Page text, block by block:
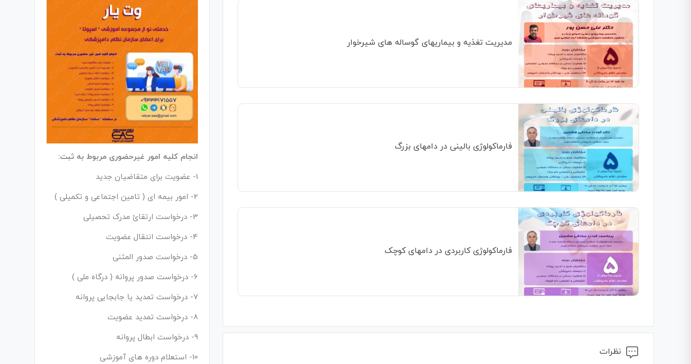
مدیریت تغذیه و بیماریهای گوساله های شیرخوار
فارماکولوژی بالینی در دامهای بزرگ
فارماکولوژی کاربردی در دامهای کوچک
نظرات
انجام کلیه امور غیرحضوری مربوط به ثبت:
1- عضویت برای متقاضیان جدید
2- امور بیمه ای ( تامین اجتماعی و تکمیلی )
3- درخواست ارتقائ مدرک تحصیلی
4- درخواست انتقال عضویت
5- درخواست صدور المثنی
6- درخواست صدور پروانه ( درگاه ملی )
7- درخواست تمدید یا جابجایی پروانه
8- درخواست تمدید عضویت
9- درخواست ابطال پروانه
10- استعلام دوره های آموزشی